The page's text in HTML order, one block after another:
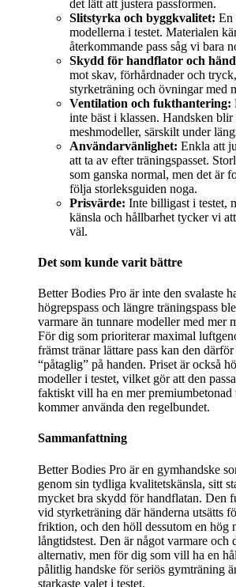
det lätt att justera passformen.
Slitstyrka och byggkvalitet: En
modellerna i testet. Materialen
återkommande pass såg vi bara
Skydd för handflator och
mot skav, förhårdnader och
styrketräning och övningar med
Ventilation och fukthantering:
inte bäst i klassen. Handsken
meshmodeller, särskilt under
Användarvänlighet: Enkla att
att ta av efter träningspasset.
som ganska normal, men det är
följa storleksguiden noga.
Prisvärde: Inte billigast i testet,
känsla och hållbarhet tycker vi
väl.
Det som kunde varit bättre
Better Bodies Pro är inte den svalaste
högrepspass och längre träningspass
varmare än tunnare modeller med mer
För dig som prioriterar maximal
främst tränar lättare pass kan den
“påtaglig” på handen. Priset är också
modeller i testet, vilket gör att den
faktiskt vill ha en mer premiumbetonad
kommer använda den regelbundet.
Sammanfattning
Better Bodies Pro är en gymhandske
genom sin tydliga kvalitetskänsla, sitt
mycket bra skydd för handflatan. Den
vid styrketräning där händerna utsätts
friktion, och den höll dessutom en hög
långtidstest. Den är något varmare och
alternativ, men för dig som vill ha en
pålitlig handske för seriös gymträning
starkaste valet i testet.